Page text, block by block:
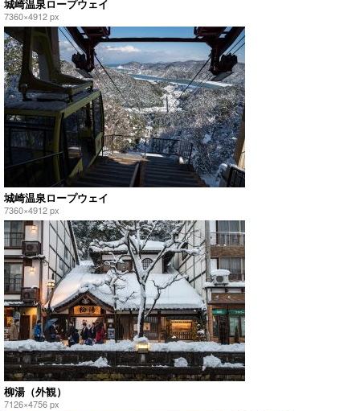
城崎温泉ロープウェイ
7360×4912 px
城崎温泉ロープウェイ
7360×4912 px
柳湯（外観）
7126×4756 px